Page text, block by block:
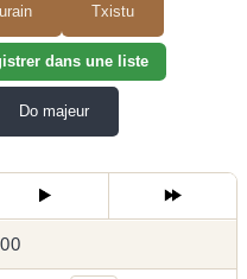
Txistu
dans une liste
Do majeur